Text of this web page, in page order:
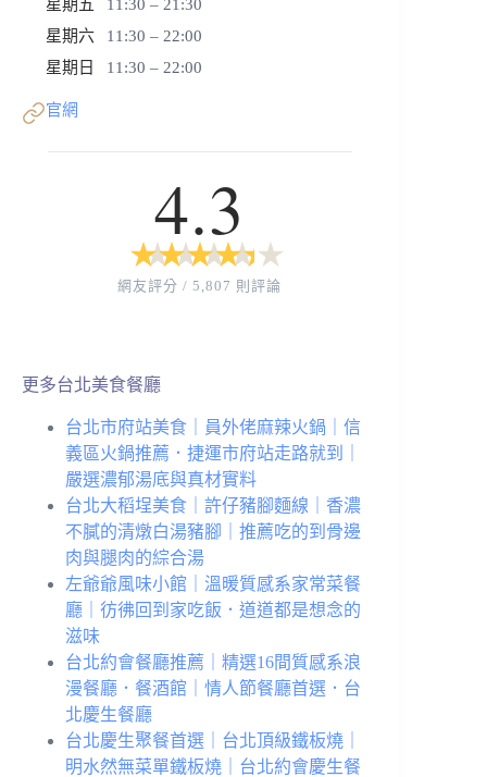
星期五
11:30 – 21:30
星期六
11:30 – 22:00
星期日
11:30 – 22:00
官網
4.3
★
★ ★
★ ★
★ ★
★ ★
★
網友評分 / 5,807 則評論
更多台北美食餐廳
台北市府站美食｜員外佬麻辣火鍋｜信
義區火鍋推薦．捷運市府站走路就到｜
嚴選濃郁湯底與真材實料
台北大稻埕美食｜許仔豬腳麵線｜香濃
不膩的清燉白湯豬腳｜推薦吃的到骨邊
肉與腿肉的綜合湯
左爺爺風味小館｜溫暖質感系家常菜餐
廳｜彷彿回到家吃飯．道道都是想念的
滋味
台北約會餐廳推薦｜精選16間質感系浪
漫餐廳．餐酒館｜情人節餐廳首選．台
北慶生餐廳
台北慶生聚餐首選｜台北頂級鐵板燒｜
明水然無菜單鐵板燒｜台北約會慶生餐